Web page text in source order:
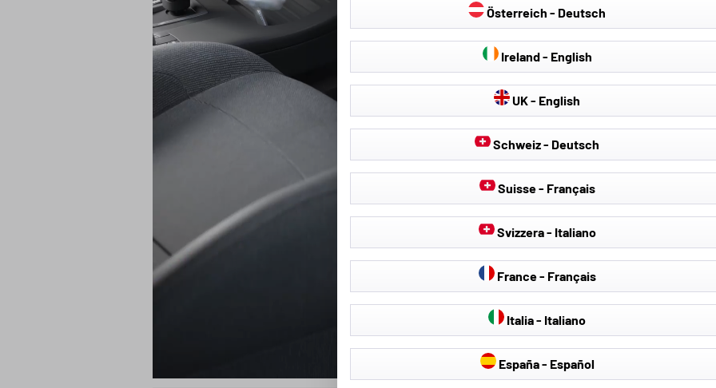
Österreich - Deutsch
Ireland - English
UK - English
Schweiz - Deutsch
Suisse - Français
Svizzera - Italiano
France - Français
Italia - Italiano
España - Español